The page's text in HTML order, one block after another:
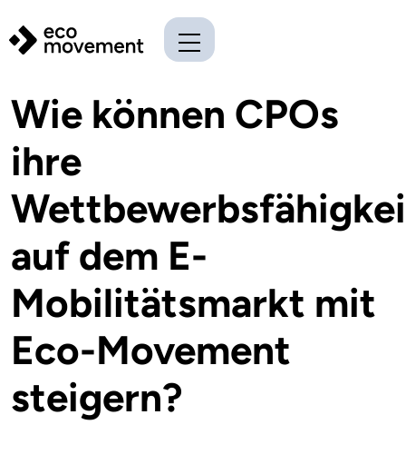
Wie können CPOs
ihre
auf dem E-
Mobilitätsmarkt mit
Eco-Movement
steigern?